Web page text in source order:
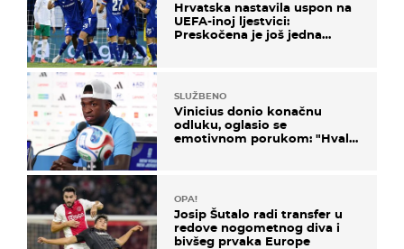
Hrvatska nastavila uspon na
UEFA-inoj ljestvici:
Preskočena je još jedna
SLUŽBENO
Vinicius donio konačnu
odluku, oglasio se
emotivnom porukom: "Hvala
OPA!
Josip Šutalo radi transfer u
redove nogometnog diva i
bivšeg prvaka Europe